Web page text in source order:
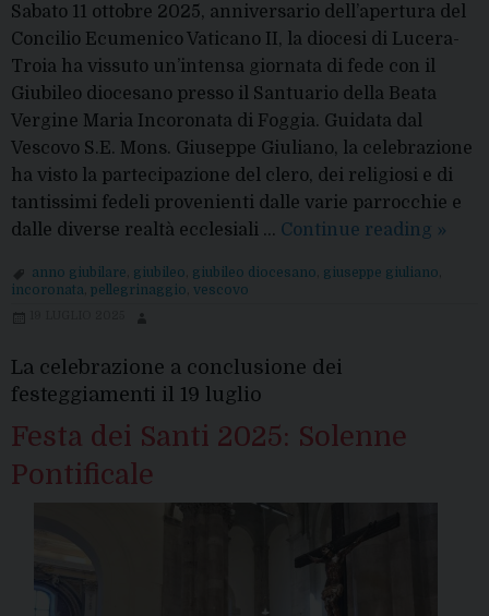
Sabato 11 ottobre 2025, anniversario dell’apertura del
Concilio Ecumenico Vaticano II, la diocesi di Lucera-
Troia ha vissuto un’intensa giornata di fede con il
Giubileo diocesano presso il Santuario della Beata
Vergine Maria Incoronata di Foggia. Guidata dal
Vescovo S.E. Mons. Giuseppe Giuliano, la celebrazione
ha visto la partecipazione del clero, dei religiosi e di
tantissimi fedeli provenienti dalle varie parrocchie e
dalle diverse realtà ecclesiali … Continue reading »
anno giubilare giubileo giubileo diocesano giuseppe giuliano
incoronata pellegrinaggio vescovo
La celebrazione a conclusione dei
festeggiamenti il 19 luglio
Festa dei Santi 2025: Solenne
Pontificale